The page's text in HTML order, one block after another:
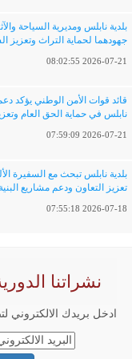
بلدية نابلس ومديرية السياحة
جهودهما لحماية التراث وتعزيز
2026-07-21 08:02:55
قائد قوات الأمن الوطني يؤكد
نابلس في حماية الحق العام
2026-07-21 07:59:09
بلدية نابلس تبحث مع السفيرة
تعزيز التعاون ودعم مشاريع
2026-07-18 07:55:18
نشراتنا
ادخل بريدك الالكتروني